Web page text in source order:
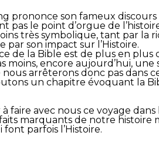
prononce son fameux discours
pas le point d’orgue de
très symbolique, tant par la
par son impact sur l’Histoire.
de la Bible est de plus en plus
moins, encore aujourd’hui, une
nous arrêterons donc pas dans
un chapitre évoquant la
faire avec nous ce voyage dans
marquants de notre histoire
font parfois l’Histoire.